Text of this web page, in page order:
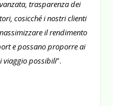
trasparenza dei
cosicché i nostri clienti
il rendimento
e possano proporre ai
viaggio possibili”.